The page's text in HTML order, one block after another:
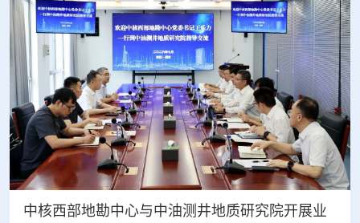
中核西部地勘中心与中油测井地质研究院开展业